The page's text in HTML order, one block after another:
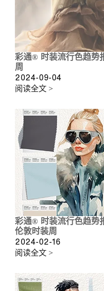
彩通® 时装流行色趋势
周
2024-09-04
阅读全文 >
彩通® 时装流行色趋
伦敦时装周
2024-02-16
阅读全文 >